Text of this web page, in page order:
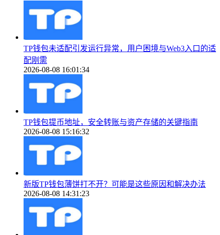
TP钱包未适配引发运行异常，用户困境与Web3入口的适
配刚需
2026-08-08 16:01:34
TP钱包提币地址，安全转账与资产存储的关键指南
2026-08-08 15:16:32
新版TP钱包薄饼打不开？可能是这些原因和解决办法
2026-08-08 14:31:23